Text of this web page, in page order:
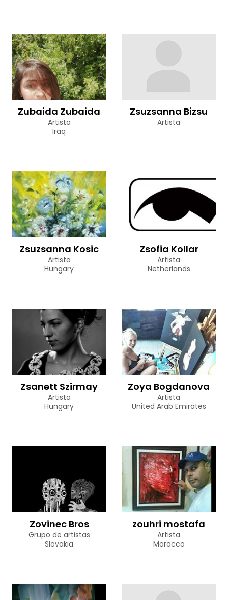
Zubaida Zubaida
Artista
Iraq
Zsuzsanna Bizsu
Artista
Zsuzsanna Kosic
Artista
Hungary
Zsofia Kollar
Artista
Netherlands
Zsanett Szirmay
Artista
Hungary
Zoya Bogdanova
Artista
United Arab Emirates
Zovinec Bros
Grupo de artistas
Slovakia
zouhri mostafa
Artista
Morocco